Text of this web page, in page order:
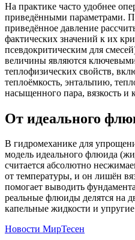
На практике часто удобнее
приведёнными параметрами.
приведённое давление
фактических значений к их
псевдокритическим для
величины являются
теплофизических свойств,
теплоёмкость, энтальпию,
насыщенного пара, вязкость
От идеального
В гидромеханике для
модель идеального флюида
считается абсолютно
от температуры, и он лишён
помогает выводить
реальные флюиды делятся на
капельные жидкости и
Новости МирТесен